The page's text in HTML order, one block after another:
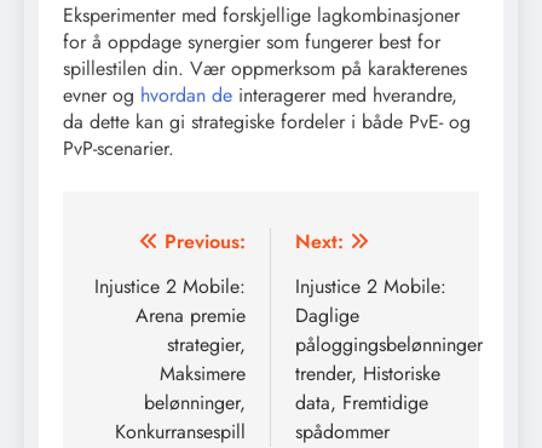
Eksperimenter med forskjellige lagkombinasjoner
for å oppdage synergier som fungerer best for
spillestilen din. Vær oppmerksom på karakterenes
evner og hvordan de interagerer med hverandre,
da dette kan gi strategiske fordeler i både PvE- og
PvP-scenarier.
Post
navigation
Previous:
Injustice 2 Mobile:
Arena premie
strategier,
Maksimere
belønninger,
Konkurransespill
Next:
Injustice 2 Mobile:
Daglige
påloggingsbelønninger
trender, Historiske
data, Fremtidige
spådommer